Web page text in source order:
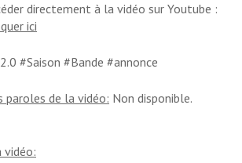
directement à la vidéo sur Youtube :
ici
#Saison #Bande #annonce
paroles de la vidéo: Non disponible.
vidéo: